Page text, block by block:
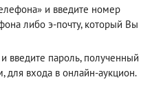
и введите номер
либо э-почту, который Вы
введите пароль, полученный
для входа в онлайн-аукцион.